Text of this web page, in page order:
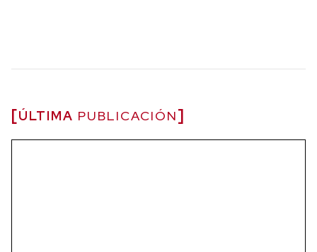
ÚLTIMA PUBLICACIÓN